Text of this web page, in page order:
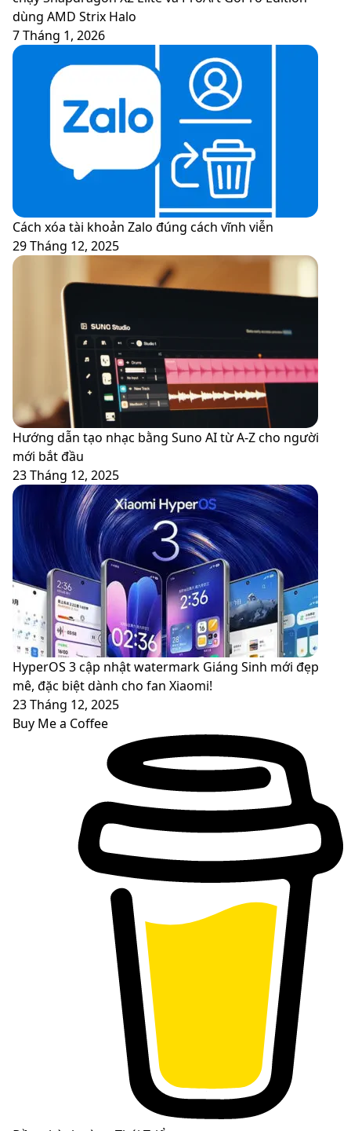
nhất
của
NASA
Ngọc
Rồng’
(Dragon
dùng AMD Strix Halo
7 Tháng 1, 2026
Cách xóa tài khoản Zalo đúng cách vĩnh viễn
29 Tháng 12, 2025
Hướng dẫn tạo nhạc bằng Suno AI từ A-Z cho người
mới bắt đầu
23 Tháng 12, 2025
HyperOS 3 cập nhật watermark Giáng Sinh mới đẹp
mê, đặc biệt dành cho fan Xiaomi!
23 Tháng 12, 2025
Buy Me a Coffee